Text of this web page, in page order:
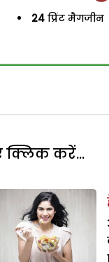
24 प्रिंट मैगजीन
क्लिक करें...